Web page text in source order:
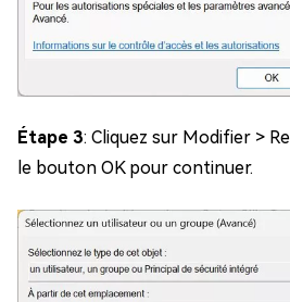
Étape 3: Cliquez sur Modifier >
le bouton OK pour continuer.